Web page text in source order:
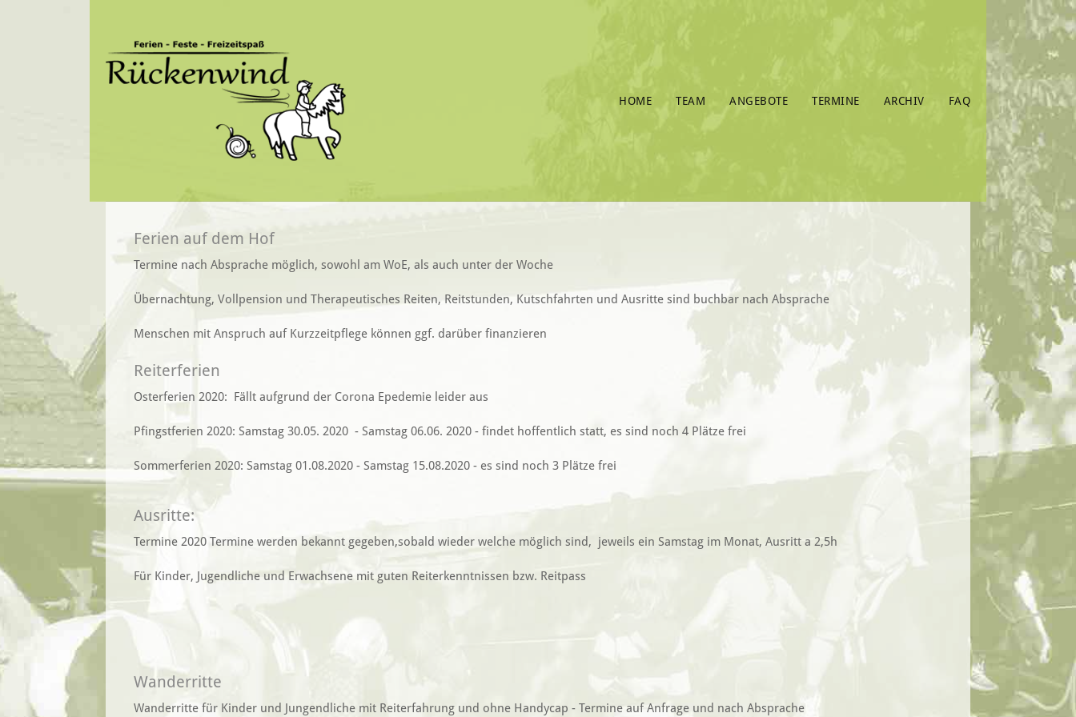
HOME TEAM ANGEBOTE TERMINE ARCHIV FAQ
Ferien auf dem Hof
Termine nach Absprache möglich, sowohl am WoE, als auch unter der Woche
Übernachtung, Vollpension und Therapeutisches Reiten, Reitstunden, Kutschfahrten und Ausritte sind buchbar nach Absprache
Menschen mit Anspruch auf Kurzzeitpflege können ggf. darüber finanzieren
Reiterferien
Osterferien 2020: Fällt aufgrund der Corona Epedemie leider aus
Pfingstferien 2020: Samstag 30.05. 2020 - Samstag 06.06. 2020 - findet hoffentlich statt, es sind noch 4 Plätze frei
Sommerferien 2020: Samstag 01.08.2020 - Samstag 15.08.2020 - es sind noch 3 Plätze frei
Ausritte:
Termine 2020 Termine werden bekannt gegeben,sobald wieder welche möglich sind, jeweils ein Samstag im Monat, Ausritt a 2,5h
Für Kinder, Jugendliche und Erwachsene mit guten Reiterkenntnissen bzw. Reitpass
Wanderritte
Wanderritte für Kinder und Jungendliche mit Reiterfahrung und ohne Handycap - Termine auf Anfrage und nach Absprache